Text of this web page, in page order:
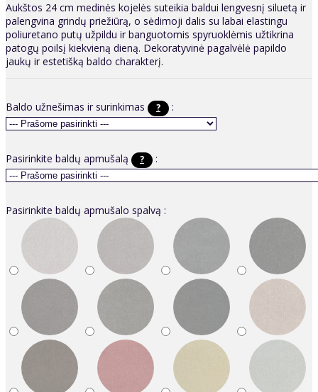
Aukštos 24 cm medinės kojelės suteikia baldui lengvesnį siluetą ir
palengvina grindų priežiūrą, o sėdimoji dalis su labai elastingu
poliuretano putų užpildu ir banguotomis spyruoklėmis užtikrina
patogų poilsį kiekvieną dieną. Dekoratyvinė pagalvėlė papildo
jaukų ir estetišką baldo charakterį.
Baldo užnešimas ir surinkimas ? :
Pasirinkite baldų apmušalą ? :
Pasirinkite baldų apmušalo spalvą :